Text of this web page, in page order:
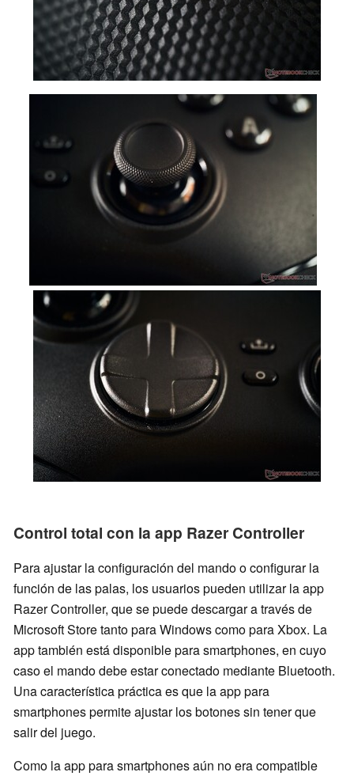
Control total con la app Razer Controller
Para ajustar la configuración del mando o configurar la
función de las palas, los usuarios pueden utilizar la app
Razer Controller, que se puede descargar a través de
Microsoft Store tanto para Windows como para Xbox. La
app también está disponible para smartphones, en cuyo
caso el mando debe estar conectado mediante Bluetooth.
Una característica práctica es que la app para
smartphones permite ajustar los botones sin tener que
salir del juego.
Como la app para smartphones aún no era compatible